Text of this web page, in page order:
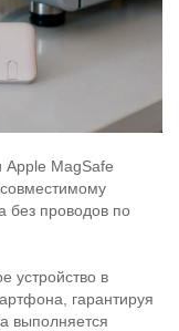
Apple MagSafe
без проводов по
устройство в
гарантируя
выполняется